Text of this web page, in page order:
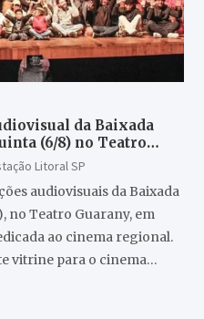
da Baixada
(6/8) no Teatro
Litoral SP
audiovisuais da Baixada
no Teatro Guarany, em
ao cinema regional.
vitrine para o cinema…